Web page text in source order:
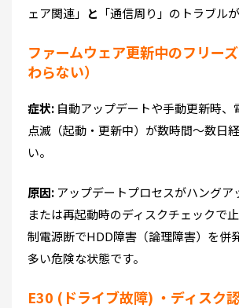
ェア関連」 と 「通信周り」のトラブル
ファームウェア更新中のフリー
わらない）
症状: 自動アップデートや手動更新時、
点滅（起動・更新中）が数時間～数日
い。
原因: アップデートプロセスがハングア
または再起動時のディスクチェックで
制電源断でHDD障害（論理障害）を併
多い危険な状態です。
E30 (ドライブ故障) ・ディスク